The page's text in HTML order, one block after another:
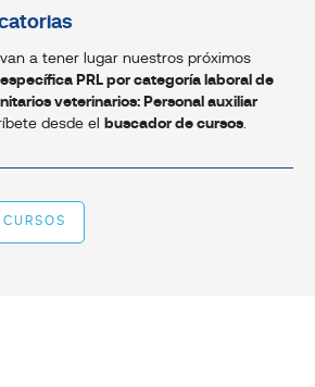
a tener lugar nuestros próximos
PRL por categoría laboral de
veterinarios: Personal auxiliar
desde el buscador de cursos.